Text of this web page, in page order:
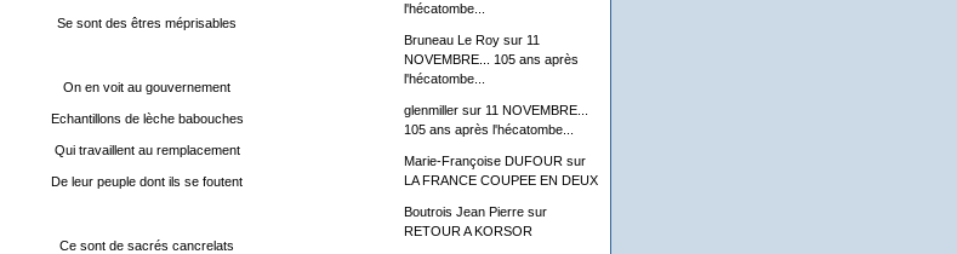
l'hécatombe...
Bruneau Le Roysur 11
NOVEMBRE... 105 ans après
l'hécatombe...
glenmillersur 11 NOVEMBRE...
105 ans après l'hécatombe...
Marie-Françoise DUFOURsur
LA FRANCE COUPEE EN DEUX
Boutrois Jean Pierresur
RETOUR A KORSOR
Se sont des êtres méprisables
On en voit au gouvernement
Echantillons de lèche babouches
Qui travaillent au remplacement
De leur peuple dont ils se foutent
Ce sont de sacrés cancrelats